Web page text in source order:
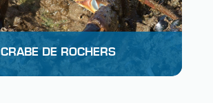
CRABE DE ROCHERS